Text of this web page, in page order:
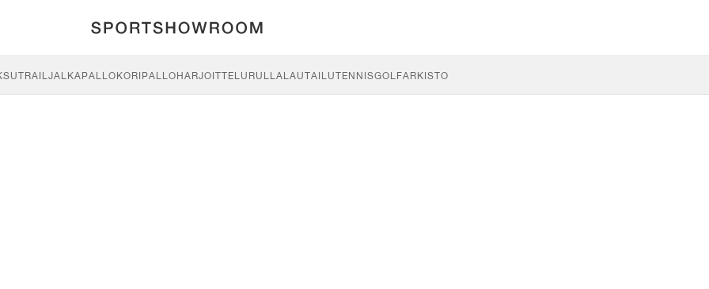
TRAILJALKAPALLOKORIPALLOHARJOITTELU RULLALAUTAILUTENNISGOLFARKISTO